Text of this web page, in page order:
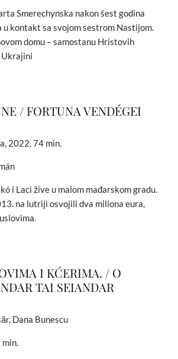
Smerechynska nakon šest godina
u kontakt sa svojom sestrom Nastijom.
domu – samostanu Hristovih
Ukrajini
/ FORTUNA VENDÉGEI
2022, 74 min.
i Laci žive u malom mađarskom gradu.
na lutriji osvojili dva miliona eura,
I KĆERIMA. / O
TAI SEIANDAR
Dana Bunescu
min.